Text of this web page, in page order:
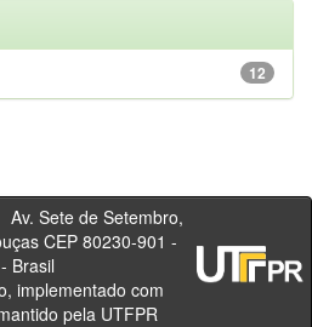
12
de Setembro,
CEP 80230-901 -
- PR - Brasil
implementado com
pela UTFPR